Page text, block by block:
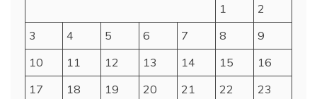
1
2
3
4 5 6 7 8
9
10
11 12 13 14 15
16
17
18 19 20 21 22
23